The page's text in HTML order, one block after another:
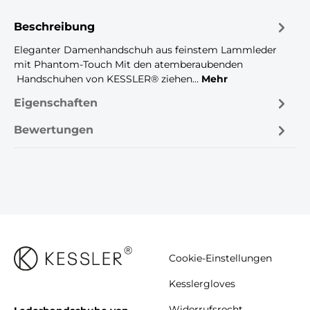
Beschreibung
Eleganter Damenhandschuh aus feinstem Lammleder
mit Phantom-Touch Mit den atemberaubenden
Handschuhen von KESSLER® ziehen… Mehr
Eigenschaften
Bewertungen
Cookie-Einstellungen
Kesslergloves